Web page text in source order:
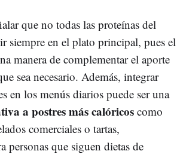
que no todas las proteínas del
siempre en el plato principal, pues el
manera de complementar el aporte
sea necesario. Además, integrar
en los menús diarios puede ser una
a postres más calóricos como
comerciales o tartas,
personas que siguen dietas de